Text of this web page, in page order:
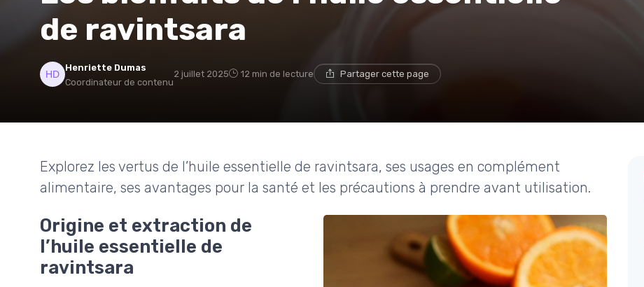
de ravintsara
Henriette Dumas
Coordinateur de contenu
2 juillet 2025 12 min de lecture Partager cette page
Explorez les vertus de l’huile essentielle de ravintsara, ses usages en complément
alimentaire, ses avantages pour la santé et les précautions à prendre avant utilisation.
Origine et extraction de
l’huile essentielle de
ravintsara